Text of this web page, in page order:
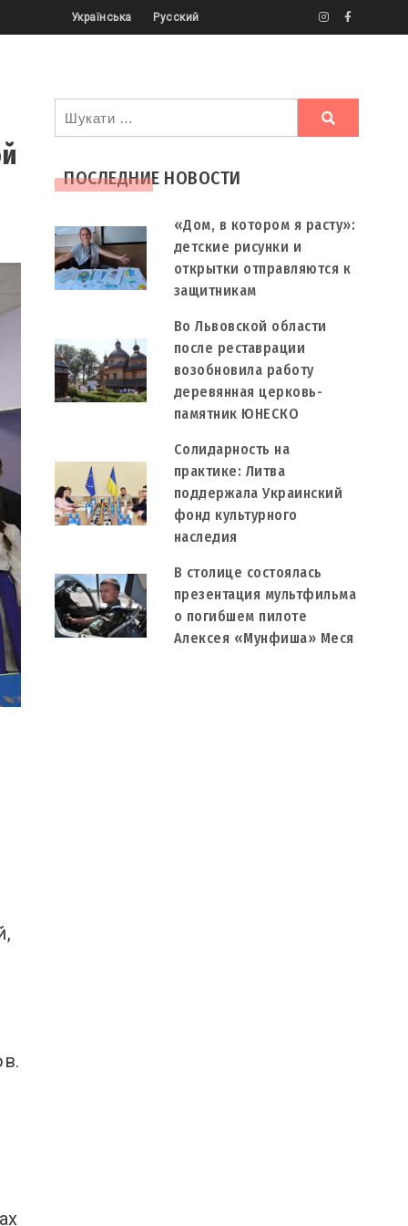
Українська Русский
Ви
шукали
ПОСЛЕДНИЕ НОВОСТИ
«Дом, в котором я расту»:
детские рисунки и
открытки отправляются к
защитникам
Во Львовской области
после реставрации
возобновила работу
деревянная церковь-
памятник ЮНЕСКО
Солидарность на
практике: Литва
поддержала Украинский
фонд культурного
наследия
В столице состоялась
презентация мультфильма
о погибшем пилоте
Алексея «Мунфиша» Меся